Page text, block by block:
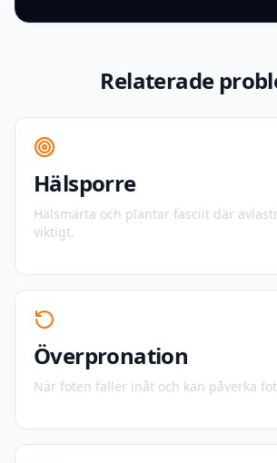
Relaterade
Hälsporre
Hälsmärta och plantar fasciit där
viktigt.
Överpronation
När foten faller inåt och kan påverka